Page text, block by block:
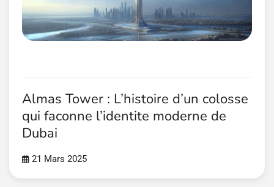
Almas Tower : L’histoire d’un colosse
qui faconne l’identite moderne de
Dubai
21 Mars 2025